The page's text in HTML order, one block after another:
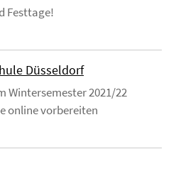
Festtage!
Düsseldorf
Wintersemester 2021/22
online vorbereiten